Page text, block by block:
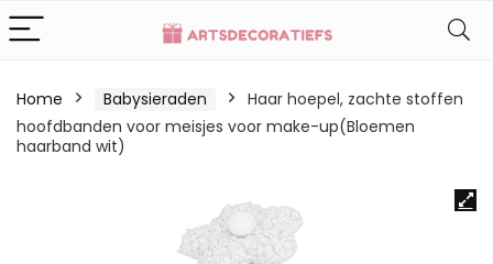
Home Babysieraden
Haar hoepel, zachte stoffen
hoofdbanden voor meisjes voor make-up(Bloemen
haarband wit)